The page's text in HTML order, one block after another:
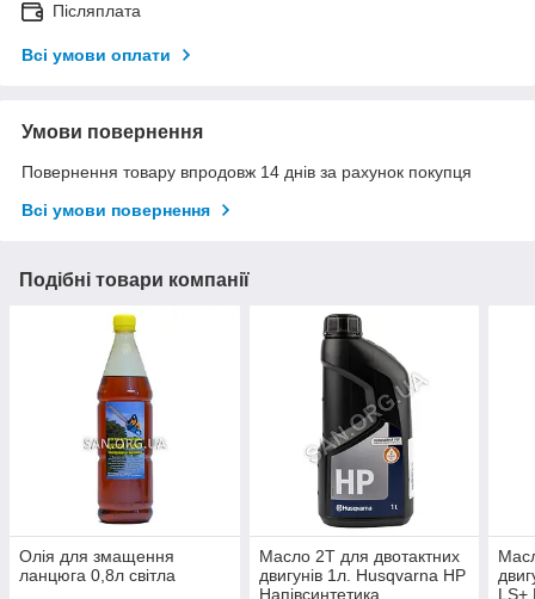
Післяплата
Всі умови оплати
Умови повернення
Повернення товару впродовж 14 днів за рахунок покупця
Всі умови повернення
Подібні товари компанії
Олія для змащення
ланцюга 0,8л світла
Масло 2Т для двотактних
двигунів 1л. Husqvarna HP
Напівсинтетика
LS+